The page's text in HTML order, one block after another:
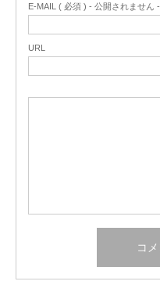
E-MAIL ( 必須 ) - 公開されません -
URL